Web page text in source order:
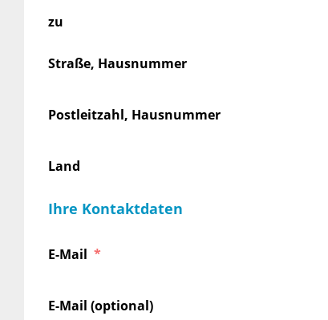
zu
Straße, Hausnummer
Postleitzahl, Hausnummer
Land
Ihre Kontaktdaten
E-Mail
E-Mail (optional)